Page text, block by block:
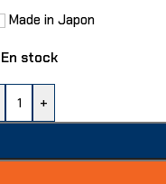
Made in Japon
En stock
+